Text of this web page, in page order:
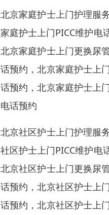
北京家庭护士上门护理服
家庭护士上门PICC维护
北京家庭护士上门更换尿
话预约，北京家庭护士上
话预约，北京家庭护士上
电话预约
北京社区护士上门护理服
社区护士上门PICC维护电
北京社区护士上门更换尿
话预约，北京社区护士上
话预约，北京社区护士上